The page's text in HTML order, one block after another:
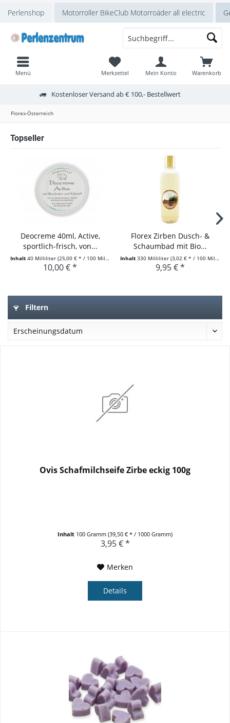
Perlenshop Motorroller BikeClub Motorroäder all electric
Kostenloser Versand ab € 100,- Bestellwert
Warenkorb
Merkzettel Mein Konto
Menü
Florex-Österreich
Topseller
Deocreme 40ml, Active,
sportlich-frisch, von...
Inhalt 40 Milliliter (25,00 € * / 100 Milliliter)
10,00 € *
Florex Zirben Dusch- &
Schaumbad mit Bio...
Inhalt 330 Milliliter (3,02 € * / 100 Milliliter)
9,95 € *
Filtern
Ovis Schafmilchseife Zirbe eckig 100g
Inhalt 100 Gramm(39,50 € * / 1000 Gramm)
3,95 € *
Merken
Details